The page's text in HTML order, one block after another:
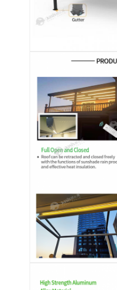
Casa.
Video
Di noi
Visita alla fabbrica
Controllo della qualità